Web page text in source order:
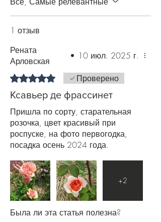
(навоз или торф). За пару недель до
похолодания подкормку прекратите,
чтобы многолетник подготовился к
зиме. Также рекомендуем в течение
всего периода цветения роз
производить профилактическую
обработку против болезней и
вредителей.
1 отзыв
Рената
Арловская
• 10 июл. 2025 г.
Оценка: 5 из 5 звезд.Проверено
Ксавьер де фрассинет
Пришла по сорту, старательная
розочка, цвет красивый при
роспуске, на фото первогодка,
посадка осень 2024 года.
+2
Была ли эта статья полезна?